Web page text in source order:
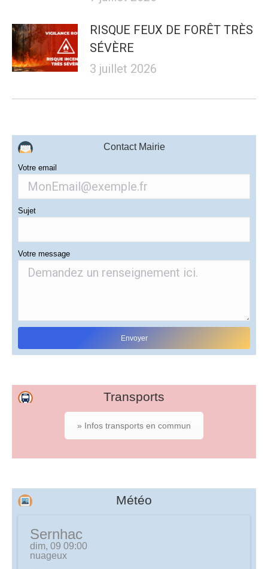
RISQUE FEUX DE FORÊT TRÈS
SÉVÈRE
3 juillet 2026
Contact Mairie
Votre email
Sujet
Votre message
Transports
» Infos transports en commun
Météo
Sernhac
dim, 09 09:00
nuageux